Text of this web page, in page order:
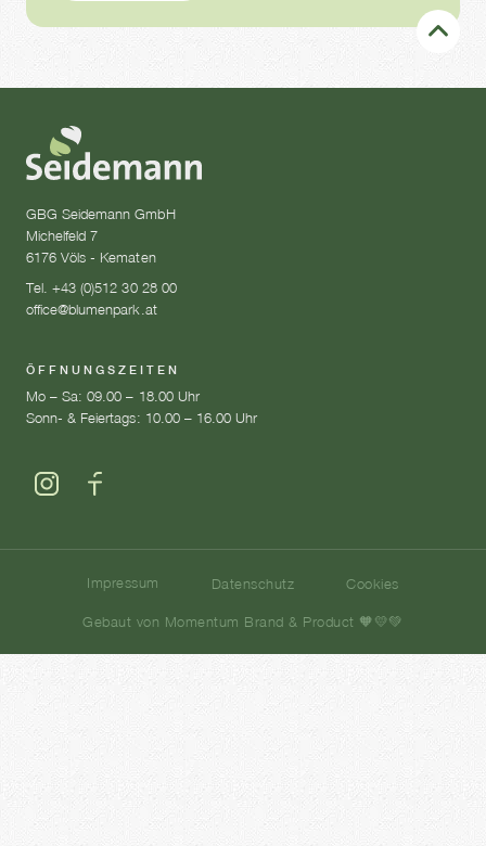
GBG Seidemann GmbH
Michelfeld 7
6176 Völs - Kematen
Tel. +43 (0)512 30 28 00
office@blumenpark.at
ÖFFNUNGSZEITEN
Mo – Sa: 09.00 – 18.00 Uhr
Sonn- & Feiertags: 10.00 – 16.00 Uhr
Impressum Datenschutz Cookies
Gebaut von Momentum Brand & Product 🧡💛💚